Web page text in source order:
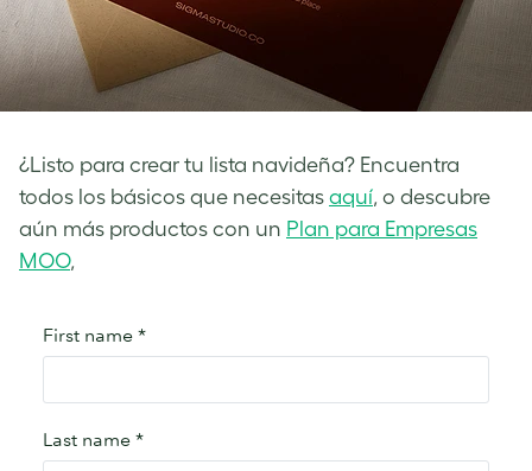
¿Listo para crear tu lista navideña? Encuentra
todos los básicos que necesitas aquí, o descubre
aún más productos con un Plan para Empresas
MOO,